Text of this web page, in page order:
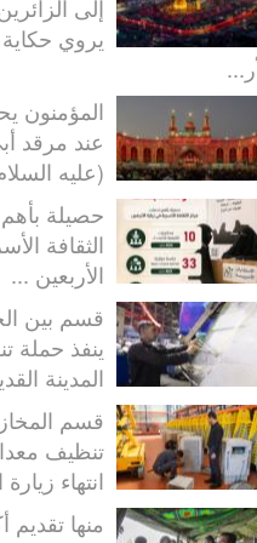
إلى
يروي
المؤمنون
عند مرقد
(عليه
حصيلة
الثقافة
الأربعين ...
قسم بين
ينفذ حملة
المدينة
قسم
تنظيف
انتهاء